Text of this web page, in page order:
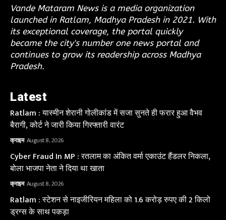
Vande Mataram News is a media organization
launched in Ratlam, Madhya Pradesh in 2021. With
its exceptional coverage, the portal quickly
became the city's number one news portal and
continues to grow its readership across Madhya
Pradesh.
Latest
Ratlam : यास्मीन शेरानी गोलीकांड में सजा सुनते ही फरार हुआ वैभव
बैरागी, कोर्ट ने जारी किया गिरफ्तारी वारंट
क्राइम August 8, 2026
Cyber Fraud In MP : रतलाम का अंकित वर्मा एकाउंट हैंडलर निकला,
बोला भाजपा नेता ने दिया था खाता
क्राइम August 8, 2026
Ratlam : स्टेशन से नाइजीरियन महिला को 1.6 करोड़ रुपए की 2 किलो
ड्रग्स के साथ पकड़ा